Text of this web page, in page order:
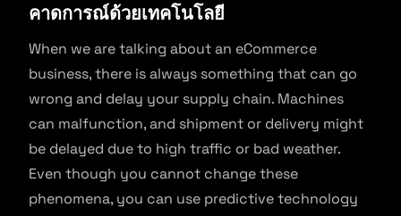
คาดการณ์ด้วยเทคโนโลยี
When we are talking about an eCommerce
business, there is always something that can go
wrong and delay your supply chain. Machines
can malfunction, and shipment or delivery might
be delayed due to high traffic or bad weather.
Even though you cannot change these
phenomena, you can use predictive technology